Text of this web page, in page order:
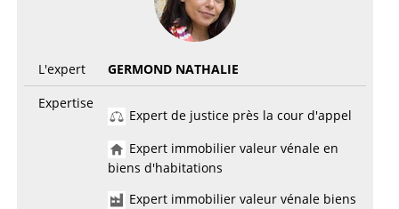
L'expert
GERMOND NATHALIE
Expertise
Expert de justice près la cour d'appel
Expert immobilier valeur vénale en
biens d'habitations
Expert immobilier valeur vénale biens